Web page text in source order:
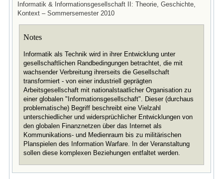
Informatik & Informationsgesellschaft II: Theorie, Geschichte,
Kontext – Sommersemester 2010
Notes
Informatik als Technik wird in ihrer Entwicklung unter
gesellschaftlichen Randbedingungen betrachtet, die mit
wachsender Verbreitung ihrerseits die Gesellschaft
transformiert - von einer industriell geprägten
Arbeitsgesellschaft mit nationalstaatlicher Organisation zu
einer globalen "Informationsgesellschaft". Dieser (durchaus
problematische) Begriff beschreibt eine Vielzahl
unterschiedlicher und widersprüchlicher Entwicklungen von
den globalen Finanznetzen über das Internet als
Kommunikations- und Medienraum bis zu militärischen
Planspielen des Information Warfare. In der Veranstaltung
sollen diese komplexen Beziehungen entfaltet werden.